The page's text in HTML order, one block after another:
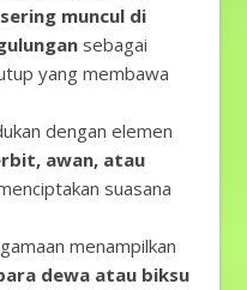
muncul di
sebagai
yang membawa
dengan elemen
awan, atau
suasana
menampilkan
dewa atau biksu